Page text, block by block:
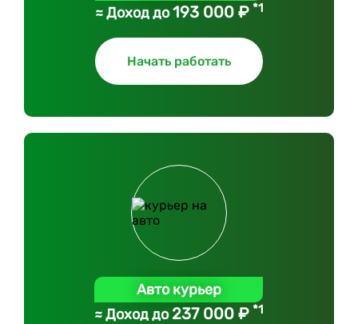
≈ Доход до193 000 ₽ *1
Начать работать
Авто курьер
≈ Доход до237 000 ₽ *1